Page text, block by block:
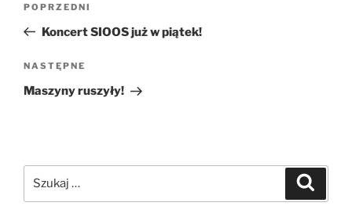
Poprzedni
wpis
POPRZEDNI
Koncert SIOOS już w piątek!
Następny
wpis
NASTĘPNE
Maszyny ruszyły!